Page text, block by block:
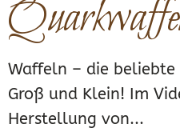
Waffeln – die beliebte
Groß und Klein! Im
Herstellung von...